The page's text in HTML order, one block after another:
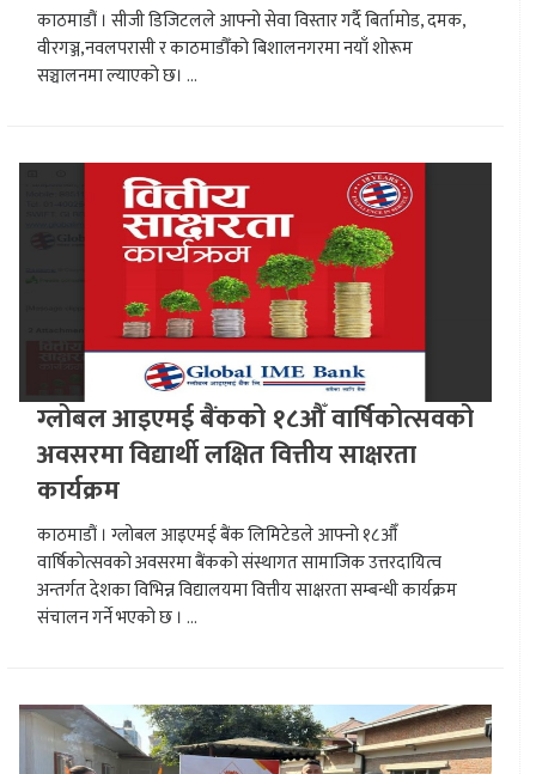
काठमाडौं । सीजी डिजिटलले आफ्नो सेवा विस्तार गर्दै बिर्तामोड, दमक,
वीरगञ्ज,नवलपरासी र काठमाडौँको बिशालनगरमा नयाँ शोरूम
सञ्चालनमा ल्याएको छ। ...
ग्लोबल आइएमई बैंकको १८औँ वार्षिकोत्सवको
अवसरमा विद्यार्थी लक्षित वित्तीय साक्षरता
कार्यक्रम
काठमाडौं । ग्लोबल आइएमई बैंक लिमिटेडले आफ्नो १८औँ
वार्षिकोत्सवको अवसरमा बैंकको संस्थागत सामाजिक उत्तरदायित्व
अन्तर्गत देशका विभिन्न विद्यालयमा वित्तीय साक्षरता सम्बन्धी कार्यक्रम
संचालन गर्ने भएको छ । ...